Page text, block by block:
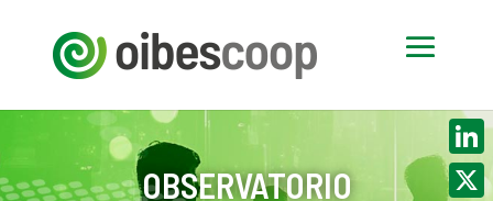
OBSERVATORIO